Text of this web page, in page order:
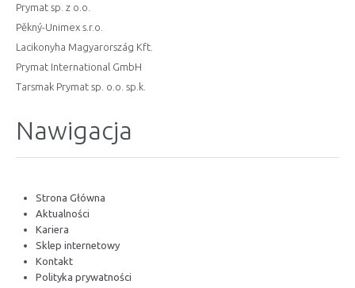
Prymat sp. z o.o.
Pěkný-Unimex s.r.o.
Lacikonyha Magyarország Kft.
Prymat International GmbH
Tarsmak Prymat sp. o.o. sp.k.
Nawigacja
Strona Główna
Aktualności
Kariera
Sklep internetowy
Kontakt
Polityka prywatności